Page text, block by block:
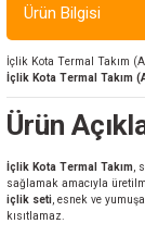
Ürün Bilgisi
İçlik Kota Termal Takım
İçlik Kota Termal Takım
Ürün
İçlik Kota Termal Takım,
sağlamak amacıyla
içlik seti, esnek ve
kısıtlamaz.